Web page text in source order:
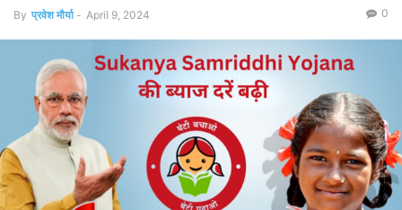
By प्रवेश मौर्या - April 9, 2024 0